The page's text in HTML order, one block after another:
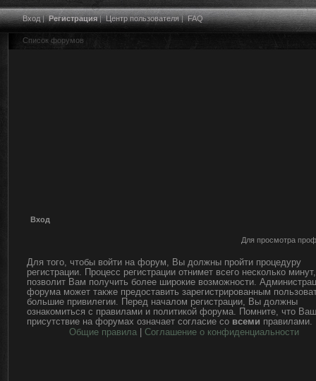
Вход|Регистрация|Центр пользователя|FAQ
Список форумов
Вход
Для просмотра
Для того, чтобы войти на форум, Вы должны пройти процедуру
регистрации. Процесс регистрации отнимет всего несколько
позволит Вам получить более широкие возможности.
форума может также предоставить зарегистрированным
большие привилегии. Перед началом регистрации, Вы должны
ознакомиться с правилами и политикой форума. Помните, что
присутствие на форумах означает согласие со всеми правилами.
Общие правила
Соглашение о конфиденциальности